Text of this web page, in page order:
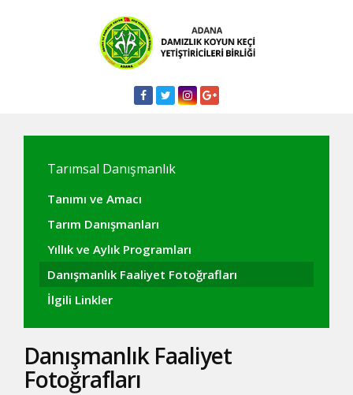
Tarımsal Danışmanlık
Tanımı ve Amacı
Tarım Danışmanları
Yıllık ve Aylık Programları
Danışmanlık Faaliyet Fotoğrafları
İlgili Linkler
Danışmanlık Faaliyet
Fotoğrafları